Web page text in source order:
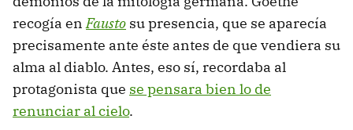
recogía enFausto su presencia, que se aparecía
precisamente ante éste antes de que vendiera su
alma al diablo. Antes, eso sí, recordaba al
protagonista que se pensara bien lo de
renunciar al cielo.